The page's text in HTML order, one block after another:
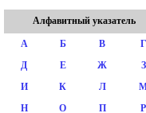
Алфавитный указатель
А Б В
Г
Д
Е Ж
З
И
К Л
Н
О П
Р